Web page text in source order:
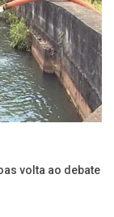
volta ao debate